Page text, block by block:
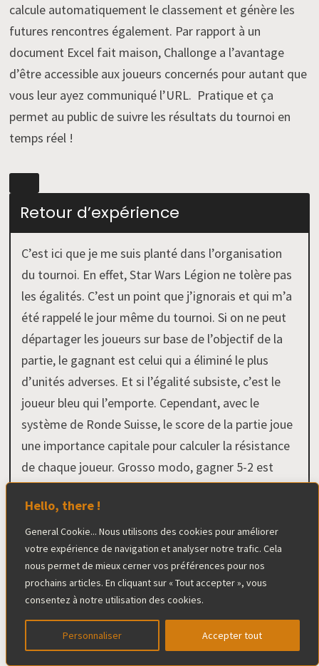
Hello, there !
General Cookie... Nous utilisons des cookies pour améliorer
votre expérience de navigation et analyser notre trafic. Cela
nous permet de mieux cerner vos préférences pour nos
prochains articles. En cliquant sur « Tout accepter », vous
consentez à notre utilisation des cookies.
Personnaliser Accepter tout
calcule automatiquement le classement et génère les
futures rencontres également. Par rapport à un
document Excel fait maison, Challonge a l’avantage
d’être accessible aux joueurs concernés pour autant que
vous leur ayez communiqué l’URL. Pratique et ça
permet au public de suivre les résultats du tournoi en
temps réel !
Retour d’expérience
C’est ici que je me suis planté dans l’organisation
du tournoi. En effet, Star Wars Légion ne tolère pas
les égalités. C’est un point que j’ignorais et qui m’a
été rappelé le jour même du tournoi. Si on ne peut
départager les joueurs sur base de l’objectif de la
partie, le gagnant est celui qui a éliminé le plus
d’unités adverses. Et si l’égalité subsiste, c’est le
joueur bleu qui l’emporte. Cependant, avec le
système de Ronde Suisse, le score de la partie joue
une importance capitale pour calculer la résistance
de chaque joueur. Grosso modo, gagner 5-2 est
plus intéressant que de gagner 2-1 dans une ronde
Suisse. Or des scores élevés étaient plus facilement
atteignables en cas d’égalité. Donc un joueur
attentif aura remarqué qu’il était plus intéressant
de forcer l’égalité et de s’arranger pour éliminer le
plus d’unités adverses.
Conclusion